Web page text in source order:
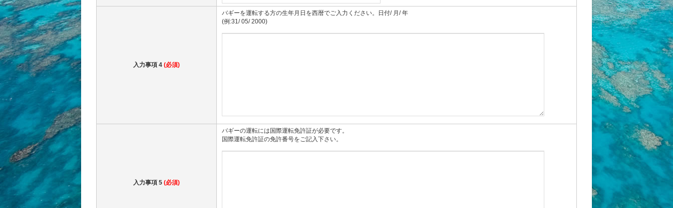
入力事項 4 (必須)
バギーを運転する方の生年月日を西暦でご入力ください。日付/ 月/ 年
(例:31/ 05/ 2000)
入力事項 5 (必須)
バギーの運転には国際運転免許証が必要です。
国際運転免許証の免許番号をご記入下さい。